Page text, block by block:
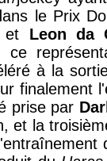
le Prix
Leon da
ce
à la
finalement
prise par
et la